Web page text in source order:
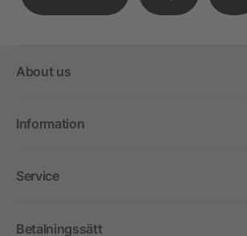
About us
Information
Service
Betalningssätt